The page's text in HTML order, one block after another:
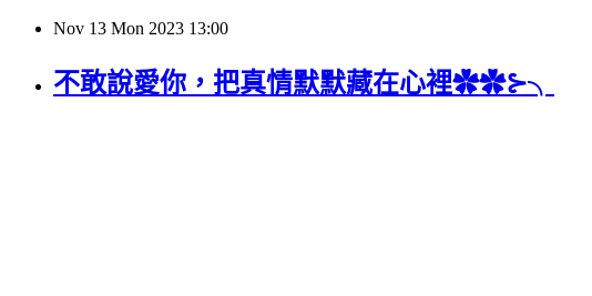
Nov 13 Mon 2023 13:00
不敢說愛你，把真情默默藏在心裡✿✿⊱╮